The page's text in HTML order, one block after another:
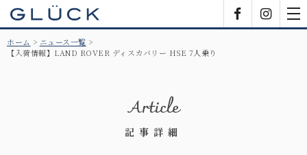
ホーム
ニュース一覧
【入荷情報】LAND ROVER ディスカバリー HSE 7人乗り
Article
記事詳細